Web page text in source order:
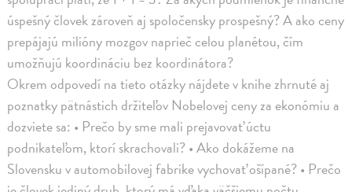
úspešný človek zároveň aj spoločensky prospešný? A ako ceny
prepájajú milióny mozgov naprieč celou planétou, čím
umožňujú koordináciu bez koordinátora?
Okrem odpovedí na tieto otázky nájdete v knihe zhrnuté aj
poznatky pätnástich držiteľov Nobelovej ceny za ekonómiu a
dozviete sa: • Prečo by sme mali prejavovať úctu
podnikateľom, ktorí skrachovali? • Ako dokážeme na
Slovensku v automobilovej fabrike vychovať ošípané? • Prečo